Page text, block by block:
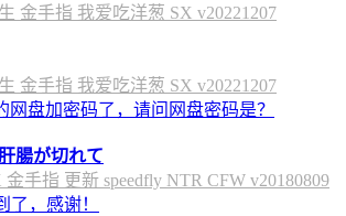
金手指 我爱吃洋葱 SX v20221207
金手指 我爱吃洋葱 SX v20221207
网盘加密码了，请问网盘密码是？
腸が切れて
手指 更新 speedfly NTR CFW v20180809
了，感谢！